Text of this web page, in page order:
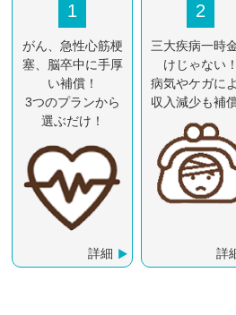
1
がん、急性心筋梗
塞、脳卒中に手厚
い補償！
3つのプランから
選ぶだけ！
詳細
2
三大疾病一時
けじゃない！
病気やケガに
収入減少も補
詳